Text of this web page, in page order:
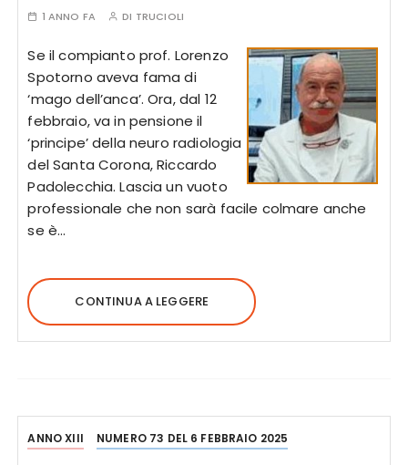
1 ANNO FA DI TRUCIOLI
Se il compianto prof. Lorenzo
Spotorno aveva fama di
‘mago dell’anca’. Ora, dal 12
febbraio, va in pensione il
‘principe’ della neuro radiologia
del Santa Corona, Riccardo
Padolecchia. Lascia un vuoto
professionale che non sarà facile colmare anche
se è…
CONTINUA A LEGGERE
ANNO XIII NUMERO 73 DEL 6 FEBBRAIO 2025